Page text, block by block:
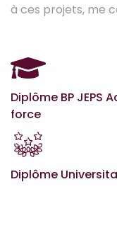
à ces projets, me
Diplôme BP JEPS
force
Diplôme